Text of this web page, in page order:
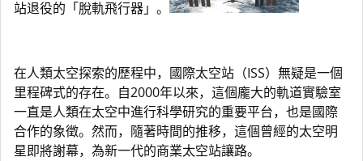
站退役的「脫軌飛行器」。
在人類太空探索的歷程中，國際太空站（ISS）無疑是一個
里程碑式的存在。自2000年以來，這個龐大的軌道實驗室
一直是人類在太空中進行科學研究的重要平台，也是國際
合作的象徵。然而，隨著時間的推移，這個曾經的太空明
星即將謝幕，為新一代的商業太空站讓路。